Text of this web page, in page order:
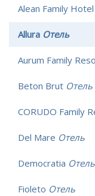
Alean Family
Allura Отель
Aurum Family
Beton Brut Отель
CORUDO Family
Del Mare Отель
Democratia Отель
Fioleto Отель